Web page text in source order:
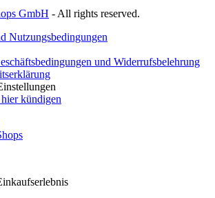
GmbH - All rights reserved.
Nutzungsbedingungen
und Widerrufsbelehrung
kündigen